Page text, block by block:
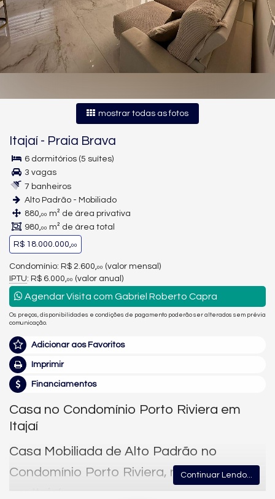
mostrar todas as fotos
Itajaí - Praia Brava
6 dormitórios (5 suítes)
3 vagas
7 banheiros
Alto Padrão - Mobiliado
880,00 m² de área privativa
980,00 m² de área total
R$ 18.000.000,00
Condomínio: R$ 2.600, 00 (valor mensal)
IPTU: R$ 6.000, 00 (valor anual)
Agendar Visita com Gabriel Roberto Capra
Os preços, disponibilidades e condições de pagamento poderão ser alterados sem prévia
comunicação.
Adicionar aos Favoritos
Imprimir
Financiamentos
Casa no Condomínio Porto Riviera em
Itajaí
Casa Mobiliada de Alto Padrão no
Condomínio Porto Riviera, na Praia Brava
em Itajaí
Continuar Lendo...